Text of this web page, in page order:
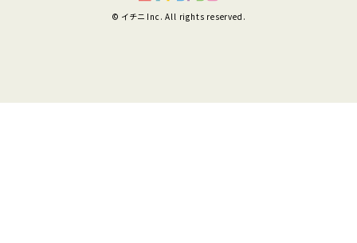
© イチニ Inc. All rights reserved.